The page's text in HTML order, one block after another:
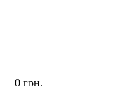
0 грн.